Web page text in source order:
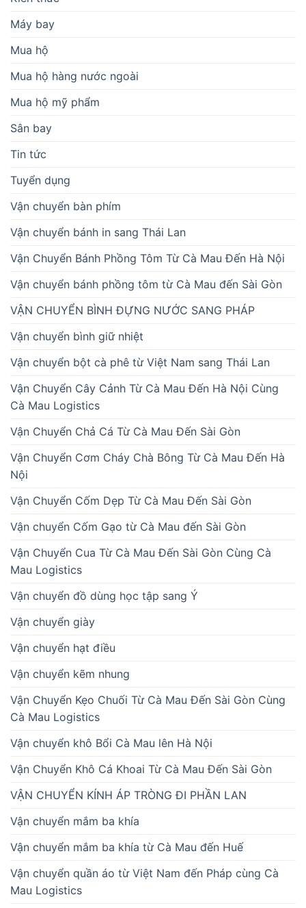
Máy bay
Mua hộ
Mua hộ hàng nước ngoài
Mua hộ mỹ phẩm
Sân bay
Tin tức
Tuyển dụng
Vận chuyển bàn phím
Vận chuyển bánh in sang Thái Lan
Vận Chuyển Bánh Phồng Tôm Từ Cà Mau Đến Hà Nội
Vận chuyển bánh phồng tôm từ Cà Mau đến Sài Gòn
VẬN CHUYỂN BÌNH ĐỰNG NƯỚC SANG PHÁP
Vận chuyển bình giữ nhiệt
Vận chuyển bột cà phê từ Việt Nam sang Thái Lan
Vận Chuyển Cây Cảnh Từ Cà Mau Đến Hà Nội Cùng
Cà Mau Logistics
Vận Chuyển Chả Cá Từ Cà Mau Đến Sài Gòn
Vận Chuyển Cơm Cháy Chà Bông Từ Cà Mau Đến Hà
Nội
Vận Chuyển Cốm Dẹp Từ Cà Mau Đến Sài Gòn
Vận chuyển Cốm Gạo từ Cà Mau đến Sài Gòn
Vận Chuyển Cua Từ Cà Mau Đến Sài Gòn Cùng Cà
Mau Logistics
Vận chuyển đồ dùng học tập sang Ý
Vận chuyển giày
Vận chuyển hạt điều
Vận chuyển kẽm nhung
Vận Chuyển Kẹo Chuối Từ Cà Mau Đến Sài Gòn Cùng
Cà Mau Logistics
Vận chuyển khô Bổi Cà Mau lên Hà Nội
Vận Chuyển Khô Cá Khoai Từ Cà Mau Đến Sài Gòn
VẬN CHUYỂN KÍNH ÁP TRÒNG ĐI PHẦN LAN
Vận chuyển mắm ba khía
Vận chuyển mắm ba khía từ Cà Mau đến Huế
Vận chuyển quần áo từ Việt Nam đến Pháp cùng Cà
Mau Logistics